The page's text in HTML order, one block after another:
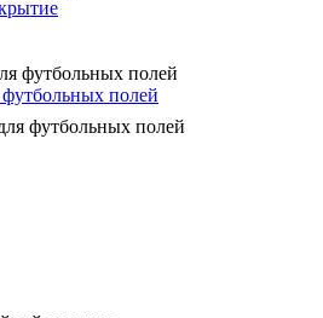
футбольных полей
футбольных полей